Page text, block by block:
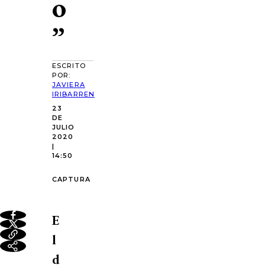
”
ESCRITO
POR:
JAVIERA
IRIBARREN
23
DE
JULIO
2020
|
14:50
CAPTURA
E
l
d